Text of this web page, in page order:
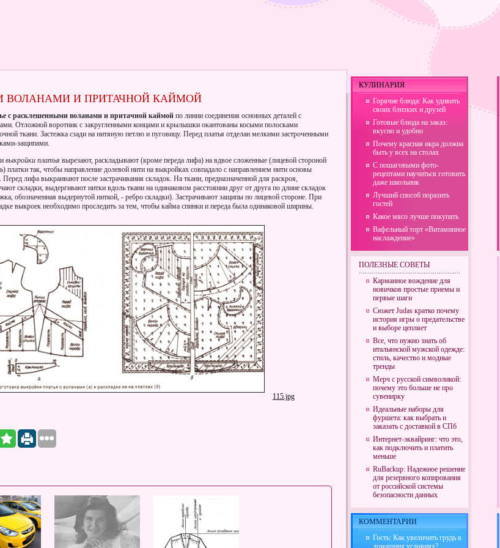
ВОЛАНАМИ И ПРИТАЧНОЙ КАЙМОЙ
с расклешенными воланами и притачной каймой по линии соединения основных деталей с
Отложной воротник с закругленными концами и крылышки окантованы косыми полосками
ткани. Застежка сзади на нитяную петлю и пуговицу. Перед платья отделан мелкими застроченными
защипами.
выкройки платья вырезают, раскладывают (кроме переда лифа) на вдвое сложенные (лицевой стороной
платки так, чтобы направление долевой нити на выкройках совпадало с направлением нити основы
Перед лифа выкраивают после застрачивания складок. На ткани, предназначенной для раскроя,
складки, выдергивают нитки вдоль ткани на одинаковом расстоянии друг от друга по длине складок
обозначенная выдернутой ниткой, - ребро складки). Застрачивают защипы по лицевой стороне. При
выкроек необходимо проследить за тем, чтобы кайма спинки и переда была одинаковой ширины.
115.jpg
КУЛИНАРИЯ
Горячие блюда: Как удивить
своих близких и друзей
Готовые блюда на заказ:
вкусно и удобно
Почему красная икра должна
быть у всех на столах
С пошаговыми фото-
рецептами научиться готовить
даже школьник
Лучший способ поразить
гостей
Какое мясо лучше покупать
Вафельный торт «Витаминное
наслаждение»
ПОЛЕЗНЫЕ СОВЕТЫ
Карманное вождение для
новичков простые приемы и
первые шаги
Сюжет Judas кратко почему
история игры о предательстве
и выборе цепляет
Все, что нужно знать об
итальянской мужской одежде:
стиль, качество и модные
тренды
Мерч с русской символикой:
почему это больше не про
сувенирку
Идеальные наборы для
фуршета: как выбрать и
заказать с доставкой в СПб
Интернет-эквайринг: что это,
как подключить и платить
меньше
RuBackup: Надежное решение
для резервного копирования
от российской системы
безопасности данных
КОММЕНТАРИИ
Гость: Как увеличить грудь в
домашних условиях?